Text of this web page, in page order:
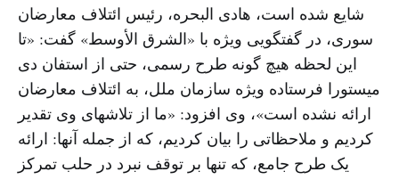
شایع شده است، هادی البحره، رئیس ائتلاف معارضان
سوری، در گفتگویی ویژه با «الشرق الأوسط» گفت: «تا
این لحظه هیچ گونه طرح رسمی، حتی از استفان دی
میستورا فرستاده ویژه سازمان ملل، به ائتلاف معارضان
ارائه نشده است»، وی افزود: «ما از تلاشهای وی تقدیر
کردیم و ملاحظاتی را بیان کردیم، که از جمله آنها: ارائه
یک طرح جامع، که تنها بر توقف نبرد در حلب تمرکز